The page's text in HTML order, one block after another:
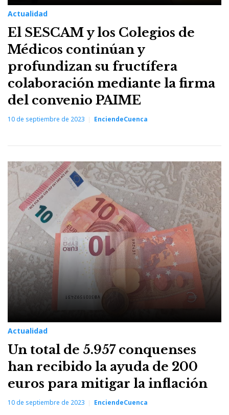
Actualidad
El SESCAM y los Colegios de
Médicos continúan y
profundizan su fructífera
colaboración mediante la firma
del convenio PAIME
10 de septiembre de 2023 EnciendeCuenca
Actualidad
Un total de 5.957 conquenses
han recibido la ayuda de 200
euros para mitigar la inflación
10 de septiembre de 2023 EnciendeCuenca